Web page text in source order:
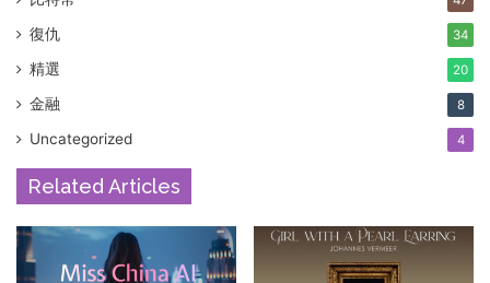
復仇 34
精選 20
金融 8
Uncategorized 4
Related Articles